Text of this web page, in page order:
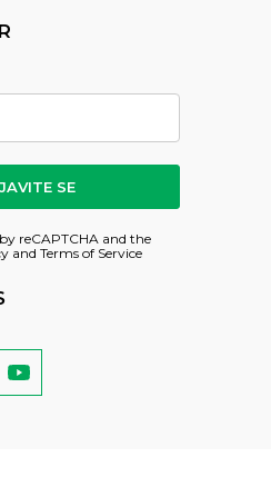
SE
reCAPTCHA and the
and Terms of Service